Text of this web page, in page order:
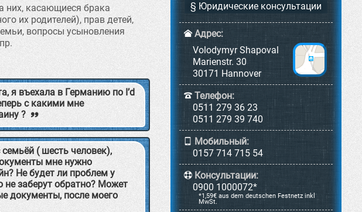
них, касающиеся брака
их родителей), прав детей,
вопросы усыновления
я въехала в Германию по I’d
с какими мне
?
( шесть человек),
мне нужно
Не будет ли проблем у
заберут обратно? Может
документы, после моего
§ Юридические консультации
Адрес:
Volodymyr Shapoval
Marienstr. 30
30171 Hannover
Телефон:
0511 279 36 23
0511 279 39 740
Мобильный:
0157 714 715 54
Консультации:
0900 1000072*
*1,59€ aus dem deutschen Festnetz inkl
MwSt.